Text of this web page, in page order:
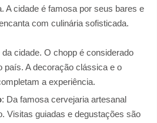
A cidade é famosa por seus bares e
com culinária sofisticada.
cidade. O chopp é considerado
país. A decoração clássica e o
a experiência.
: Da famosa cervejaria artesanal
Visitas guiadas e degustações são